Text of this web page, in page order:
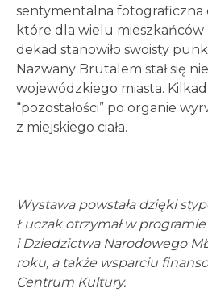
sentymentalna fotograficzna
które dla wielu mieszkańców
dekad stanowiło swoisty
Nazwany Brutalem stał się
wojewódzkiego miasta.
“pozostałości” po organie
z miejskiego ciała.
Wystawa powstała dzięki
Łuczak otrzymał w
i Dziedzictwa Narodowego
roku, a także wsparciu
Centrum Kultury.